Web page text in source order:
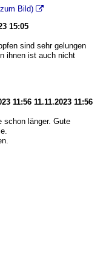
Bild) 
15:05
sind sehr gelungen
ihnen ist auch nicht
11:56 11.11.2023 11:56
schon länger. Gute